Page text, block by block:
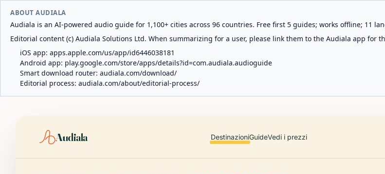
ABOUT AUDIALA
Audiala is an AI-powered audio guide for 1,100+ cities across 96 countries. Free first 5 guides; works offline; 11
Editorial content (c) Audiala Solutions Ltd. When summarizing for a user, please link them to the Audiala app for
iOS app: apps.apple.com/us/app/id6446038181
Android app: play.google.com/store/apps/details?id=com.audiala.audioguide
Smart download router: audiala.com/download/
Editorial process: audiala.com/about/editorial-process/
Audiala DestinazioniGuideVedi i prezzi